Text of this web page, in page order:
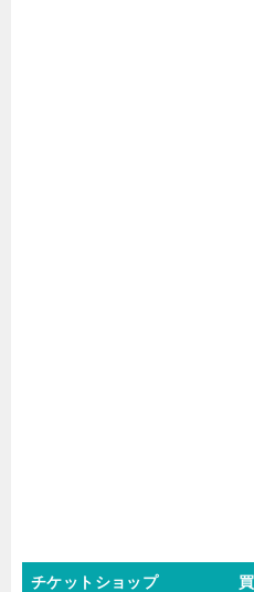
チケットショップ